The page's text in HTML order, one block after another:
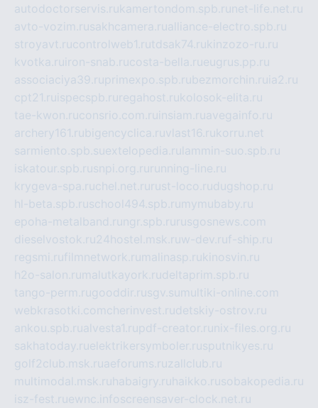
autodoctorservis.rukamertondom.spb.ru net-life.net.ru
avto-vozim.rusakhcamera.rualliance-electro.spb.ru
stroyavt.rucontrolweb1.rutdsak74.rukinzozo-ru.ru
kvotka.ru iron-snab.rucosta-bella.rueugrus.pp.ru
associaciya39.ruprimexpo.spb.rubezmorchin.ru ia2.ru
cpt21.ru ispecspb.ru regahost.rukolosok-elita.ru
tae-kwon.ruconsrio.com.ru insiam.ruavegainfo.ru
archery161.rubigencyclica.ruvlast16.rukorru.net
sarmiento.spb.suextelopedia.ru lammin-suo.spb.ru
iskatour.spb.rusnpi.org.ru running-line.ru
krygeva-spa.ruchel.net.ru rust-loco.rudugshop.ru
hl-beta.spb.ruschool494.spb.ru mymubaby.ru
epoha-metalband.ru ngr.spb.ru rusgosnews.com
dieselvostok.ru24hostel.msk.ruw-dev.ruf-ship.ru
regsmi.rufilmnetwork.ru malinasp.rukinosvin.ru
h2o-salon.ru malutkayork.rudeltaprim.spb.ru
tango-perm.rugooddir.rusgv.su multiki-online.com
webkrasotki.comcherinvest.rudetskiy-ostrov.ru
ankou.spb.rualvesta1.rupdf-creator.ru nix-files.org.ru
sakhatoday.ruelektrikersymboler.rusputnikyes.ru
golf2club.msk.ruaeforums.ruzallclub.ru
multimodal.msk.ru habaigry.ru haikko.rusobakopedia.ru
isz-fest.ruewnc.infoscreensaver-clock.net.ru